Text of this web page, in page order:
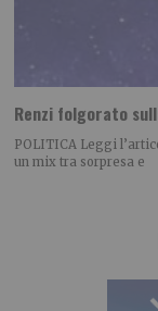
Renzi folgorato
POLITICA Leggi
un mix tra sorpresa e